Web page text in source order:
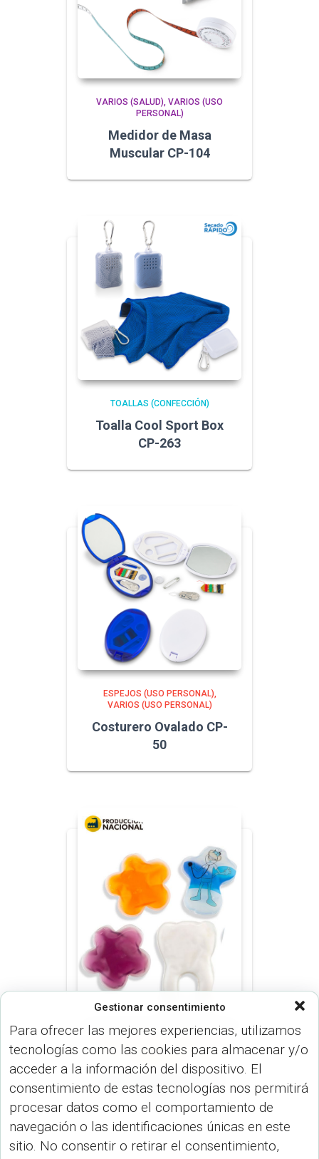
Gestionar consentimiento
Para ofrecer las mejores experiencias, utilizamos
tecnologías como las cookies para almacenar y/o
acceder a la información del dispositivo. El
consentimiento de estas tecnologías nos permitirá
procesar datos como el comportamiento de
navegación o las identificaciones únicas en este
sitio. No consentir o retirar el consentimiento,
VARIOS (SALUD) VARIOS (USO
PERSONAL)
Medidor de Masa
Muscular CP-104
TOALLAS (CONFECCIÓN)
Toalla Cool Sport Box
CP-263
ESPEJOS (USO PERSONAL)
VARIOS (USO PERSONAL)
Costurero Ovalado CP-
50
VARIOS (SALUD) VARIOS (USO
Cojín Terapéutico CP-